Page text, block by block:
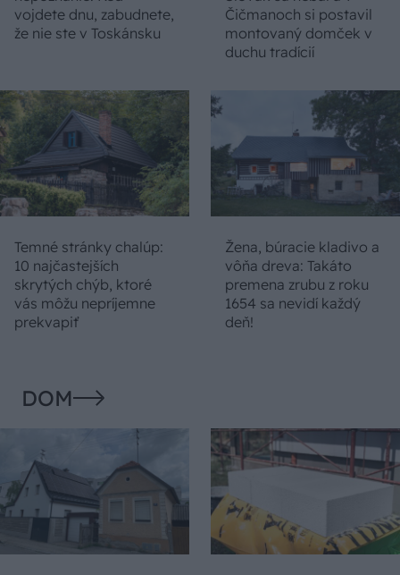
vojdete dnu, zabudnete,
že nie ste v Toskánsku
Čičmanoch si postavil
montovaný domček v
duchu tradícií
Temné stránky chalúp:
10 najčastejších
skrytých chýb, ktoré
vás môžu nepríjemne
prekvapiť
Žena, búracie kladivo a
vôňa dreva: Takáto
premena zrubu z roku
1654 sa nevidí každý
deň!
DOM